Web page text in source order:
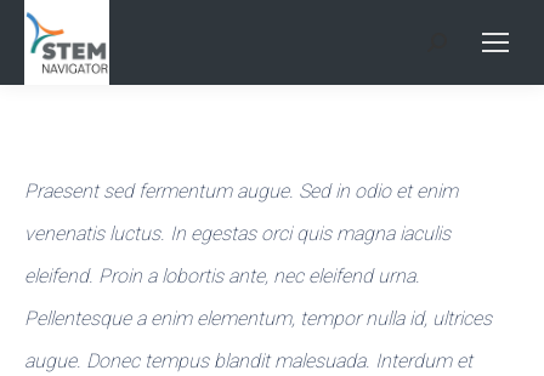
Search:
Praesent sed fermentum augue. Sed in odio et enim
venenatis luctus. In egestas orci quis magna iaculis
eleifend. Proin a lobortis ante, nec eleifend urna.
Pellentesque a enim elementum, tempor nulla id, ultrices
augue. Donec tempus blandit malesuada. Interdum et